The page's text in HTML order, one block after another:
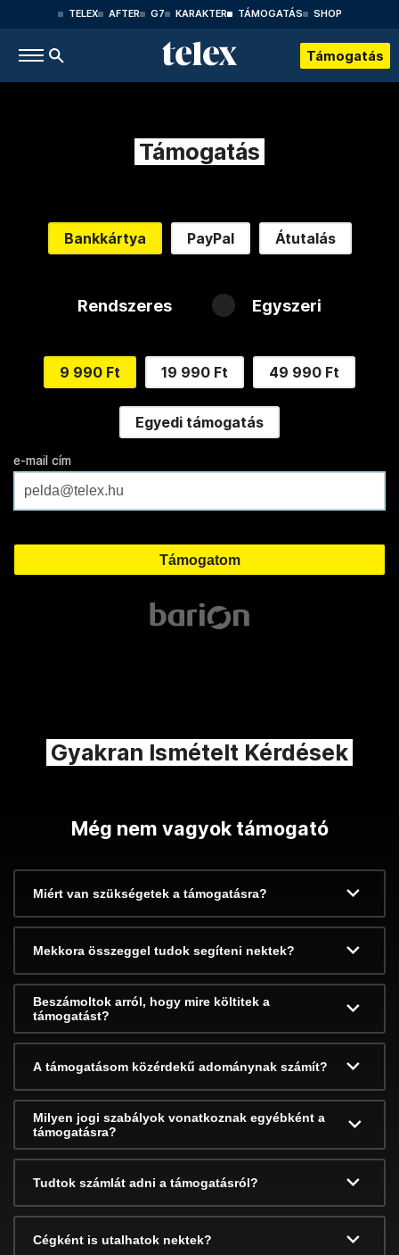
TELEX AFTER G7 KARAKTER TÁMOGATÁS SHOP
Támogatás
Támogatás
Bankkártya PayPal Átutalás
Rendszeres Egyszeri
9 990 Ft 19 990 Ft 49 990 Ft
Egyedi támogatás
e-mail cím
Gyakran Ismételt Kérdések
Még nem vagyok támogató
Miért van szükségetek a támogatásra?
Mekkora összeggel tudok segíteni nektek?
Beszámoltok arról, hogy mire költitek a
támogatást?
A támogatásom közérdekű adománynak számít?
Milyen jogi szabályok vonatkoznak egyébként a
támogatásra?
Tudtok számlát adni a támogatásról?
Cégként is utalhatok nektek?